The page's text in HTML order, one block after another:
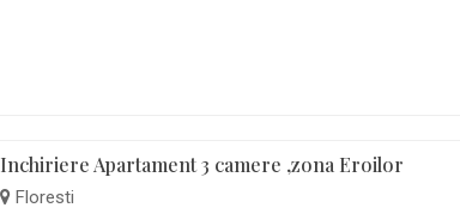
Inchiriere Apartament 3 camere ,zona Eroilor
Floresti